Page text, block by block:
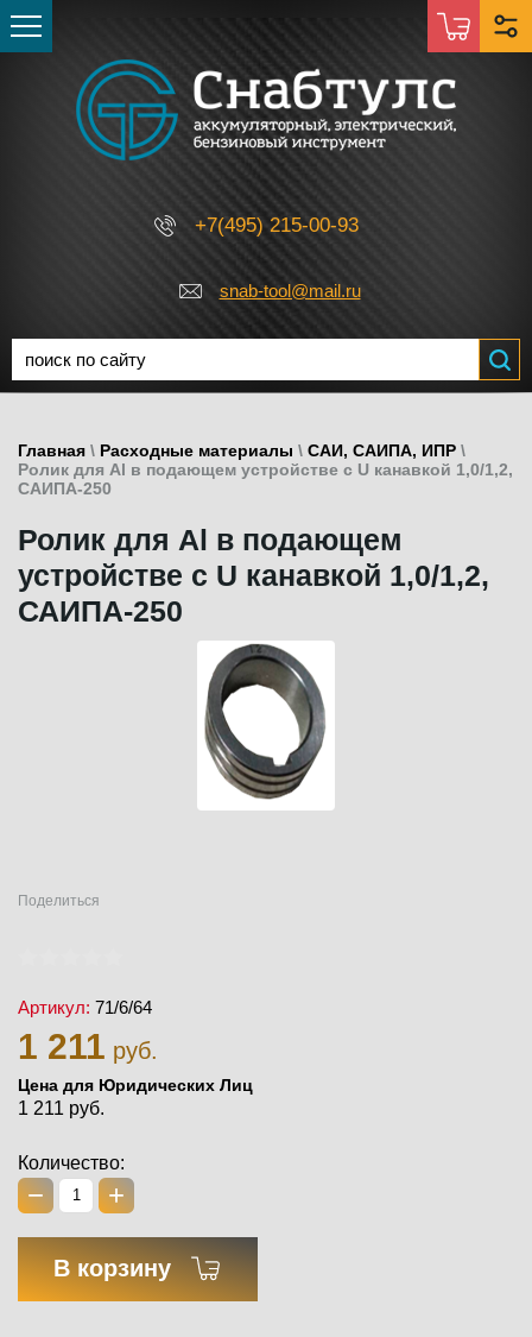
+7(495) 215-00-93
snab-tool@mail.ru
Главная \ Расходные материалы \ САИ, САИПА, ИПР \
Ролик для Al в подающем устройстве с U канавкой 1,0/1,2,
САИПА-250
Ролик для Al в подающем
устройстве с U канавкой 1,0/1,2,
САИПА-250
Поделиться
Артикул: 71/6/64
1 211 руб.
Цена для Юридических Лиц
1 211 руб.
Количество:
− +
В корзину